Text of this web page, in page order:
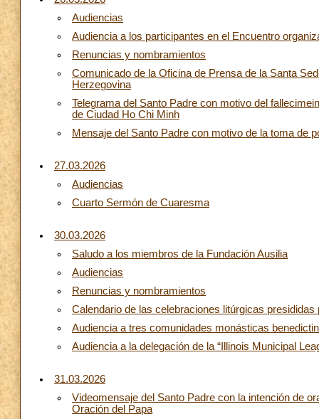
Audiencias
Audiencia a los participantes en el Encuentro
Renuncias y nombramientos
Comunicado de la Oficina de Prensa de la Santa
Herzegovina
Telegrama del Santo Padre con motivo del
de Ciudad Ho Chi Minh
Mensaje del Santo Padre con motivo de la toma de
27.03.2026
Audiencias
Cuarto Sermón de Cuaresma
30.03.2026
Saludo a los miembros de la Fundación Ausilia
Audiencias
Renuncias y nombramientos
Calendario de las celebraciones litúrgicas
Audiencia a tres comunidades monásticas
Audiencia a la delegación de la “Illinois Municipal
31.03.2026
Videomensaje del Santo Padre con la intención de
Oración del Papa